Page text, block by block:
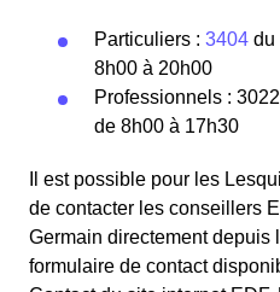
Particuliers : 3404 du
8h00 à 20h00
Professionnels :
de 8h00 à 17h30
Il est possible pour les
de contacter les conseillers
Germain directement depuis
formulaire de contact